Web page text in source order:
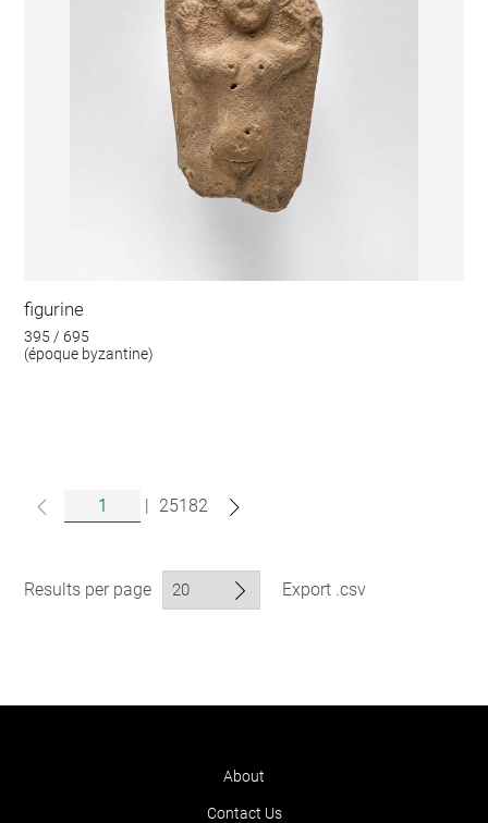
figurine
395 / 695
(époque byzantine)
| 25182
Results per page Export .csv
About
Contact Us